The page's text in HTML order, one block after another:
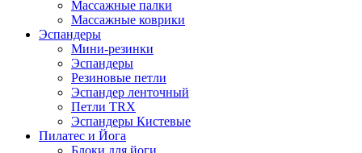
Массажные палки
Массажные коврики
Эспандеры
Мини-резинки
Эспандеры
Резиновые петли
Эспандер ленточный
Петли TRX
Эспандеры Кистевые
Пилатес и Йога
Блоки для йоги